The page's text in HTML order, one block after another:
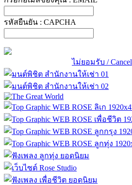
รหัสยืนยัน : CAPCHA
ไม่ยอมรับ / Cancel